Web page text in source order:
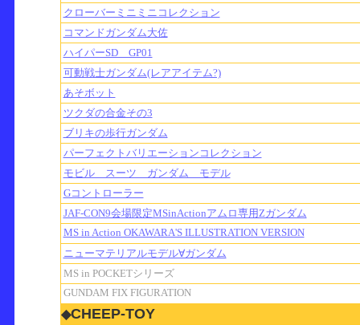
クローバーミニミニコレクション
コマンドガンダム大佐
ハイパーSD GP01
可動戦士ガンダム(レアアイテム?)
あそボット
ツクダの合金その3
ブリキの歩行ガンダム
パーフェクトバリエーションコレクション
モビル スーツ ガンダム モデル
Gコントローラー
JAF-CON9会場限定MSinActionアムロ専用Zガンダム
MS in Action OKAWARA'S ILLUSTRATION VERSION
ニューマテリアルモデル∀ガンダム
MS in POCKETシリーズ
GUNDAM FIX FIGURATION
◆CHEEP-TOY